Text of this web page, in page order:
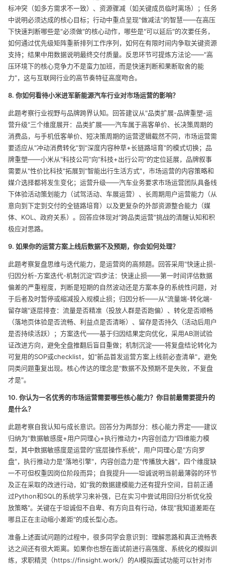
标冲突（如多方需求不一致）、资源骤减（如关键成员临时离场）；任务
中说明必须达成的核心目标；行动中重点呈现"做减法"的智慧——在高压
下快速判断哪些是"必须做"的核心动作，哪些是"可以延后"的次要任务，
如何通过优先级矩阵重新排列工作序列，如何在有限时间内争取关键资源
支持；结果中用数据说明最终交付质量。反思环节可提炼方法论——"高
压环境下的核心竞争力不是蛮力加班，而是快速判断和果断取舍的能
力"，这与互联网行业的高节奏特征高度吻合。
8. 你如何看待小米进军新能源汽车行业对市场运营的影响？
此题考察行业视野与品牌跨界认知。回答建议从"品类扩展-品牌重塑-运
营升级"三个维度展开：品类扩展——汽车属于高客单价、长决策周期的
消费品，与手机低客单价、短决策周期的运营逻辑截然不同，市场运营需
要适应从"冲动消费转化"到"深度内容种草+长链路培育"的模式切换；品
牌重塑——小米从"科技公司"向"科技+出行公司"的定位延展，品牌叙事
需要从"性价比科技"拓展到"智能出行生活方式"，市场运营的内容策略和
媒介选择都将发生变化；运营升级——汽车业务要求市场运营团队具备线
下体验活动策划能力（试驾活动、车展运营）、长周期用户运营能力（从
意向到下定到交付的全链路培育）以及更复杂的外部资源整合能力（媒
体、KOL、政府关系）。回答应体现对"跨品类运营"挑战的清醒认知和积
极应对思路。
9. 如果你的运营方案上线后数据不及预期，你会如何处理？
此题考察复盘思维与迭代能力，是运营岗的高频题。回答采用"快速止损-
归因分析-方案迭代-机制沉淀"四步法：快速止损——第一时间评估数据
偏差的严重程度，判断是短期的自然波动还是方案本身的系统性问题，对
于后者及时暂停或缩减投入规模止损；归因分析——从"流量端-转化端-
留存端"逐层排查：流量是否精准（投放人群是否跑偏）、转化是否顺畅
（落地页体验是否流畅、利益点是否清晰）、留存是否持久（活动后用户
是否持续活跃）；方案迭代——基于归因结果定向优化，采用AB测试验
证改进方向，避免全盘推翻后盲目重做；机制沉淀——将复盘结论转化为
可复用的SOP或checklist，如"新品首发运营方案上线前必查清单"，避免
同类问题重复出现。核心传达的理念是"数据不及预期不是失败，不复盘
才是"。
10. 你认为一名优秀的市场运营需要哪些核心能力？你目前最需要提升的
是什么？
此题考察自我认知与成长意识。回答分为两部分：核心能力界定——建议
归纳为"数据敏感度+用户同理心+执行推动力+内容创造力"四维能力模
型，其中数据敏感度是运营的"底层操作系统"，用户同理心是"方向罗
盘"，执行推动力是"落地引擎"，内容创造力是"传播放大器"，四个维度缺
一不可但权重因岗位阶段而异；自我提升——坦诚说明当前最薄弱的环节
及正在采取的改进行动，如"我的数据建模能力还有提升空间，目前正通
过Python和SQL的系统学习来补强，已在实习中尝试用回归分析优化投
放策略"。关键在于坦诚但不自卑、有方向且有行动，体现"我知道差距在
哪且正在主动缩小差距"的成长型心态。
准备上述面试问题的过程中，很多同学会意识到：理解思路和真正流畅表
达之间还有很大距离。如果你也想在面试前进行高强度、系统化的模拟训
练，求职精灵（https://finsight.work/）的AI模拟面试功能可以针对市